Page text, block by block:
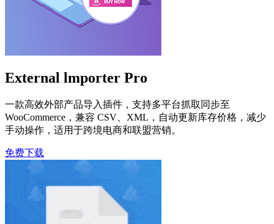
External lmporter Pro
一款高效外部产品导入插件，支持多平台抓取同步至
WooCommerce，兼容 CSV、XML，自动更新库存价格，减少
手动操作，适用于跨境电商和联盟营销。
免费下载